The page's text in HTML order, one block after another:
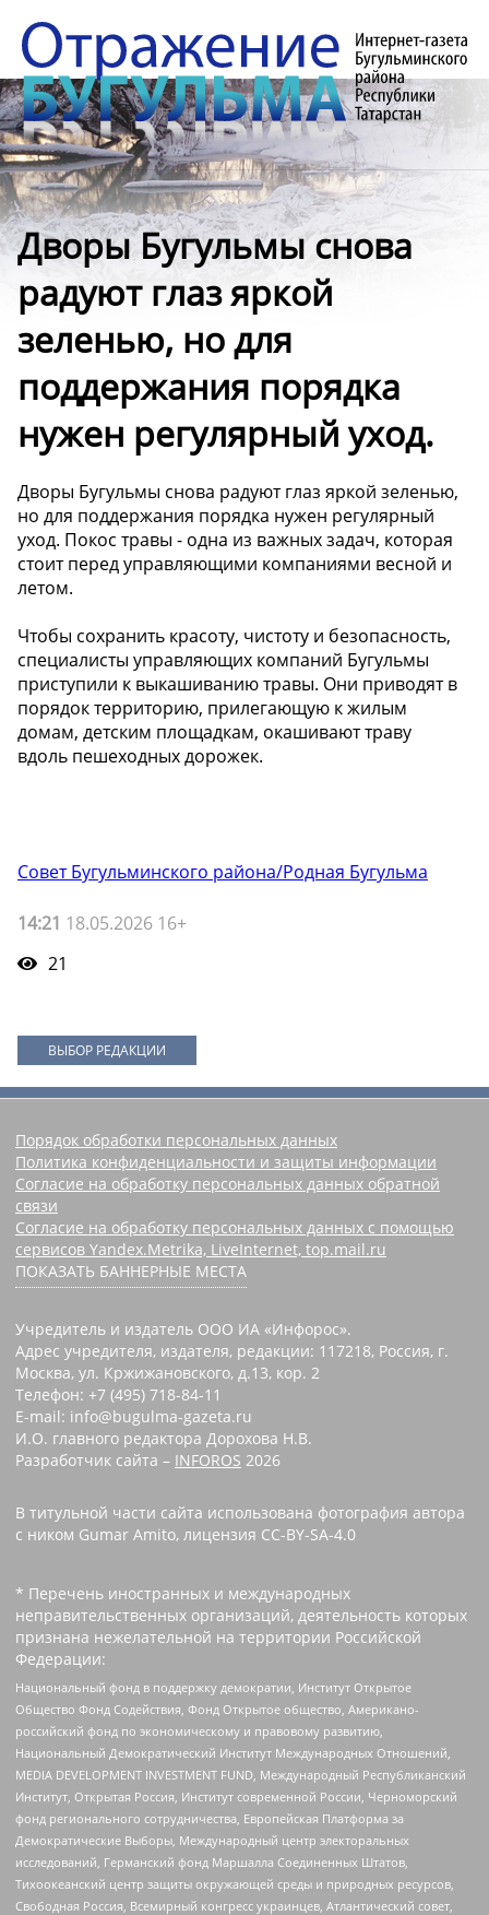
Дворы Бугульмы снова
радуют глаз яркой
зеленью, но для
поддержания порядка
нужен регулярный уход.
Дворы Бугульмы снова радуют глаз яркой зеленью,
но для поддержания порядка нужен регулярный
уход. Покос травы - одна из важных задач, которая
стоит перед управляющими компаниями весной и
летом.
Чтобы сохранить красоту, чистоту и безопасность,
специалисты управляющих компаний Бугульмы
приступили к выкашиванию травы. Они приводят в
порядок территорию, прилегающую к жилым
домам, детским площадкам, окашивают траву
вдоль пешеходных дорожек.
Совет Бугульминского района/Родная Бугульма
14:21 18.05.2026 16+
21
ВЫБОР РЕДАКЦИИ
Порядок обработки персональных данных
Политика конфиденциальности и защиты информации
Согласие на обработку персональных данных обратной
связи
Согласие на обработку персональных данных с помощью
сервисов Yandex.Metrika, LiveInternet, top.mail.ru
ПОКАЗАТЬ БАННЕРНЫЕ МЕСТА
Учредитель и издатель ООО ИА «Инфорос».
Адрес учредителя, издателя, редакции: 117218, Россия, г.
Москва, ул. Кржижановского, д.13, кор. 2
Телефон: +7 (495) 718-84-11
E-mail: info@bugulma-gazeta.ru
И.О. главного редактора Дорохова Н.В.
Разработчик сайта – INFOROS 2026
В титульной части сайта использована фотография автора
с ником Gumar Amito, лицензия CC-BY-SA-4.0
* Перечень иностранных и международных
неправительственных организаций, деятельность которых
признана нежелательной на территории Российской
Федерации:
Национальный фонд в поддержку демократии, Институт Открытое
Общество Фонд Содействия, Фонд Открытое общество, Американо-
российский фонд по экономическому и правовому развитию,
Национальный Демократический Институт Международных Отношений,
MEDIA DEVELOPMENT INVESTMENT FUND, Международный Республиканский
Институт, Открытая Россия, Институт современной России, Черноморский
фонд регионального сотрудничества, Европейская Платформа за
Демократические Выборы, Международный центр электоральных
исследований, Германский фонд Маршалла Соединенных Штатов,
Тихоокеанский центр защиты окружающей среды и природных ресурсов,
Свободная Россия, Всемирный конгресс украинцев, Атлантический совет,